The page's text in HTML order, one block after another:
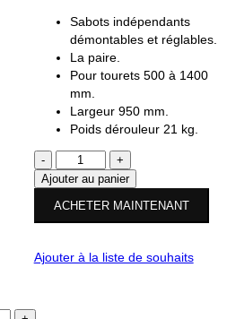
Sabots indépendants
démontables et réglables.
La paire.
Pour tourets 500 à 1400
mm.
Largeur 950 mm.
Poids dérouleur 21 kg.
quantité
de
Indépendants
T
Ajouter au panier
ACHETER MAINTENANT
Ajouter à la liste de souhaits